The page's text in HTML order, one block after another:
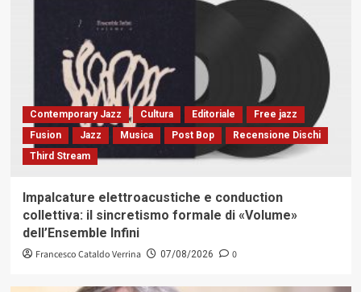
Contemporary Jazz Cultura Editoriale
Free jazz
Fusion
Jazz Musica Post Bop
Recensione Dischi
Third Stream
Impalcature elettroacustiche e conduction
collettiva: il sincretismo formale di «Volume»
dell’Ensemble Infini
Francesco Cataldo Verrina 07/08/2026 0